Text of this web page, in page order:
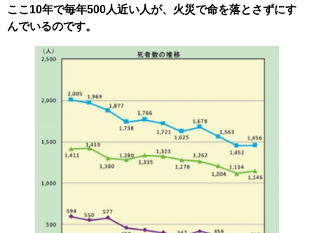
ここ10年で毎年500人近い人が、火災で命を落とさずにす
んでいるのです。